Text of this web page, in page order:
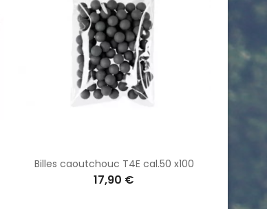
Billes caoutchouc T4E cal.50 x100
17,90 €